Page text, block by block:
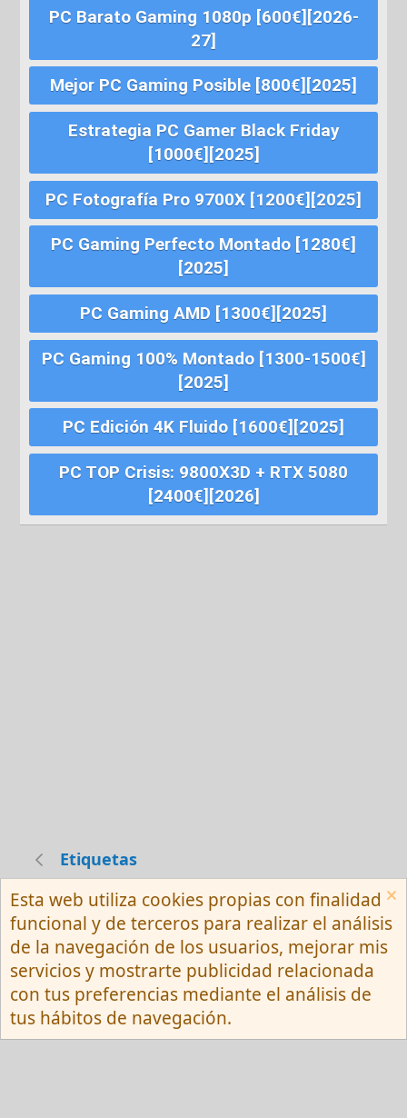
PC Barato Gaming 1080p [600€][2026-
27]
Mejor PC Gaming Posible [800€][2025]
Estrategia PC Gamer Black Friday
[1000€][2025]
PC Fotografía Pro 9700X [1200€][2025]
PC Gaming Perfecto Montado [1280€]
[2025]
PC Gaming AMD [1300€][2025]
PC Gaming 100% Montado [1300-1500€]
[2025]
PC Edición 4K Fluido [1600€][2025]
PC TOP Crisis: 9800X3D + RTX 5080
[2400€][2026]
Etiquetas
Español (Neutro) Tu
Contactarnos
Términos y reglas
Privacy policy
Ayuda
R
S
S
Community platform by XenForo ® © 2010-
2026 XenForo Ltd.
Esta web utiliza cookies propias con finalidad
funcional y de terceros para realizar el análisis
de la navegación de los usuarios, mejorar mis
servicios y mostrarte publicidad relacionada
con tus preferencias mediante el análisis de
tus hábitos de navegación.